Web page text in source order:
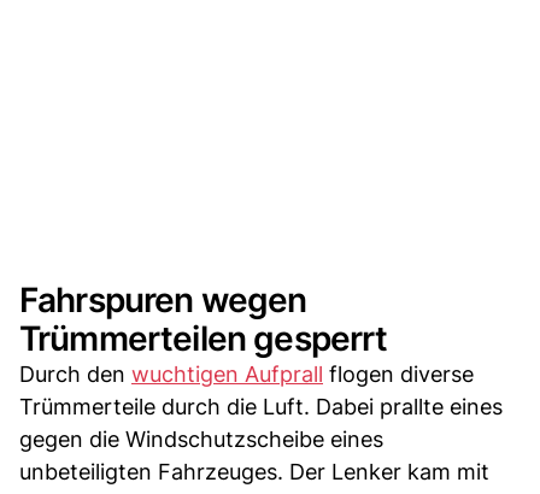
Fahrspuren wegen
Trümmerteilen gesperrt
Durch den wuchtigen Aufprall flogen diverse
Trümmerteile durch die Luft. Dabei prallte eines
gegen die Windschutzscheibe eines
unbeteiligten Fahrzeuges. Der Lenker kam mit